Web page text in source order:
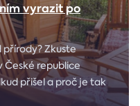
vyrazit po
Zkuste
České republice
přišel a proč je tak